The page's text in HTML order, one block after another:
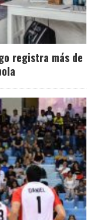
registra más de